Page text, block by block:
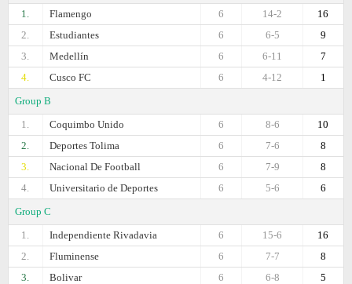
1.
Flamengo 16
14-2
6
2.
Estudiantes 9
6-5
6
3.
Medellín 7
6-11
6
4.
Cusco FC 1
4-12
6
Group B
1.
Coquimbo Unido 10
8-6
6
2.
Deportes Tolima 8
7-6
6
3.
Nacional De Football 8
7-9
6
4.
Universitario de Deportes 6
5-6
6
Group C
1.
Independiente Rivadavia 16
15-6
6
2.
Fluminense 8
7-7
6
3.
Bolivar 5
6-8
6